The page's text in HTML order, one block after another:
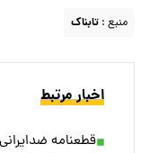
منبع : تابناک
اخبار مرتبط
قطعنامه